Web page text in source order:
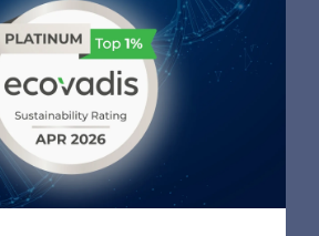
voir nos
suivez-